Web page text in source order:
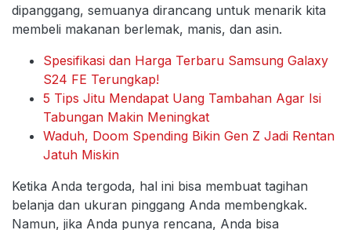
dipanggang, semuanya dirancang untuk menarik kita
membeli makanan berlemak, manis, dan asin.
Spesifikasi dan Harga Terbaru Samsung Galaxy
S24 FE Terungkap!
5 Tips Jitu Mendapat Uang Tambahan Agar Isi
Tabungan Makin Meningkat
Waduh, Doom Spending Bikin Gen Z Jadi Rentan
Jatuh Miskin
Ketika Anda tergoda, hal ini bisa membuat tagihan
belanja dan ukuran pinggang Anda membengkak.
Namun, jika Anda punya rencana, Anda bisa